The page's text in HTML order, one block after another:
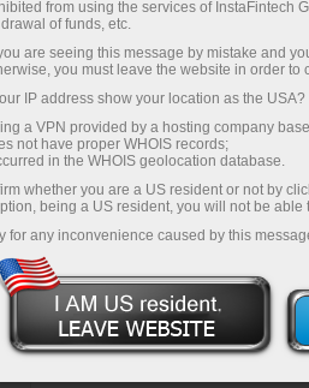
DÓLAR E
Abrir conta de negociação
Abrir conta demo
Premium Analytics
from using the services of InstaFintech
of funds, etc.
are seeing this message by mistake and
you must leave the website in order to
IP address show your location as the USA?
a VPN provided by a hosting company
not have proper WHOIS records;
in the WHOIS geolocation database.
whether you are a US resident or not by
being a US resident, you will not be
for any inconvenience caused by this